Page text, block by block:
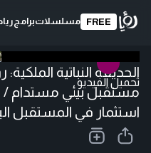
FREE مسلسلاتبرامج
تحميل الفيديو
الحديقة النباتية
مستقبل بيئي مستدام /
استثمار في المستقبل